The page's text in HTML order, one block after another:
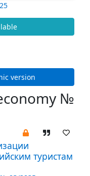
version
№
туристам